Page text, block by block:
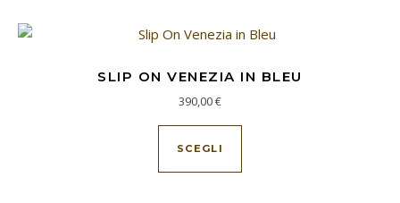
SLIP ON VENEZIA IN BLEU
390,00€
SCEGLI
Questo prodotto ha più